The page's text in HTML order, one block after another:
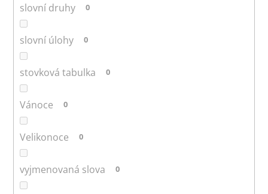
slovní druhy 0
slovní úlohy 0
stovková tabulka 0
Vánoce 0
Velikonoce 0
vyjmenovaná slova 0